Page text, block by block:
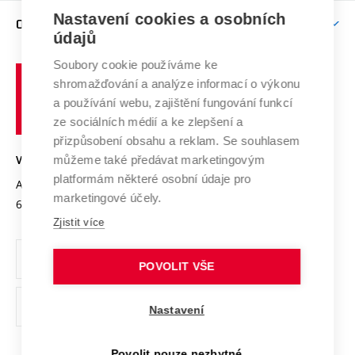
E-přihláška
Doktorské studium
Podpora podnikání
Mezinárodní vědecká rada
Systém zajišťování kvality výzkumu
Výzkumné infrastruktury
Transfer znalostí
Open Science
Projekty
Projekty ze strukturálních fondů
Specifický výzkum
Zahraniční spolupráce
Spolupráce se školami
Služby univerzity
Mezinárodní dohody
Univerzitní sítě
O UNIVERZITĚ
Profil univerzity
Udržitelná univerzita
Podnikavá univerzita / ContriBUTe
Bezpečná univerzita
Vyznamenání
Organizační struktura
Ochrana osobních údajů
odkaz)
učení
technické
VYSOKÉ UČENÍ TECHNICKÉ V BRNĚ
Antonínská 548/1
602 00 Brno
www.vut.cz
vut@vutbr.cz
Nastavení cookies a osobních
údajů
Soubory cookie používáme ke
shromažďování a analýze informací o výkonu
a používání webu, zajištění fungování funkcí
ze sociálních médií a ke zlepšení a
přizpůsobení obsahu a reklam. Se souhlasem
můžeme také předávat marketingovým
platformám některé osobní údaje pro
marketingové účely.
Zjistit více
POVOLIT VŠE
Nastavení